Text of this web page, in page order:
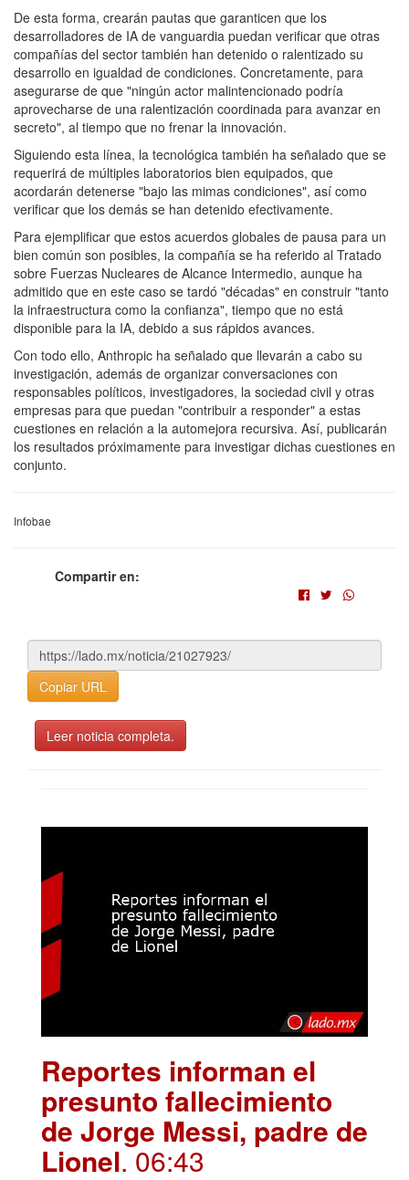
De esta forma, crearán pautas que garanticen que los
desarrolladores de IA de vanguardia puedan verificar que otras
compañías del sector también han detenido o ralentizado su
desarrollo en igualdad de condiciones. Concretamente, para
asegurarse de que "ningún actor malintencionado podría
aprovecharse de una ralentización coordinada para avanzar en
secreto", al tiempo que no frenar la innovación.
Siguiendo esta línea, la tecnológica también ha señalado que se
requerirá de múltiples laboratorios bien equipados, que
acordarán detenerse "bajo las mimas condiciones", así como
verificar que los demás se han detenido efectivamente.
Para ejemplificar que estos acuerdos globales de pausa para un
bien común son posibles, la compañía se ha referido al Tratado
sobre Fuerzas Nucleares de Alcance Intermedio, aunque ha
admitido que en este caso se tardó "décadas" en construir "tanto
la infraestructura como la confianza", tiempo que no está
disponible para la IA, debido a sus rápidos avances.
Con todo ello, Anthropic ha señalado que llevarán a cabo su
investigación, además de organizar conversaciones con
responsables políticos, investigadores, la sociedad civil y otras
empresas para que puedan "contribuir a responder" a estas
cuestiones en relación a la automejora recursiva. Así, publicarán
los resultados próximamente para investigar dichas cuestiones en
conjunto.
Infobae
Compartir en:
Copiar URL
Leer noticia completa.
Reportes informan el
presunto fallecimiento
de Jorge Messi, padre de
Lionel. 06:43